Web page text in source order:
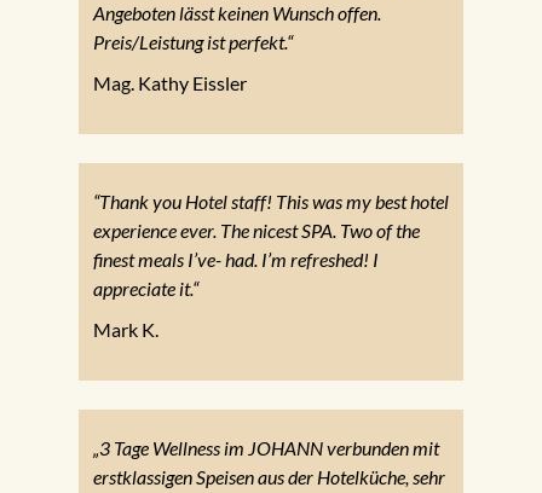
Angeboten lässt keinen Wunsch offen.
Preis/Leistung ist perfekt.“
Mag. Kathy Eissler
“Thank you Hotel staff! This was my best hotel
experience ever. The nicest SPA. Two of the
finest meals I’ve- had. I’m refreshed! I
appreciate it.“
Mark K.
„3 Tage Wellness im JOHANN verbunden mit
erstklassigen Speisen aus der Hotelküche, sehr